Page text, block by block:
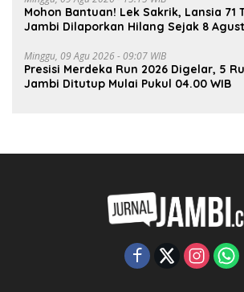
Mohon Bantuan! Lek Sakrik, Lansia 71
Jambi Dilaporkan Hilang Sejak 8
Minggu, 09 Agu 2026 - 09:07 WIB
Presisi Merdeka Run 2026 Digelar, 5
Jambi Ditutup Mulai Pukul 04.00 WIB